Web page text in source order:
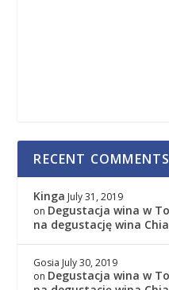
RECENT COMMENTS
Kinga July 31, 2019
on Degustacja wina w
na degustację wina
Gosia July 30, 2019
on Degustacja wina w